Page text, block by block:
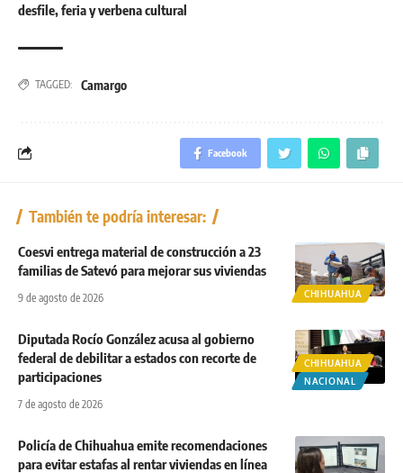
desfile, feria y verbena cultural
TAGGED: Camargo
Facebook
También te podría interesar:
CHIHUAHUA
Coesvi entrega material de construcción a 23
familias de Satevó para mejorar sus viviendas
9 de agosto de 2026
CHIHUAHUA
NACIONAL
Diputada Rocío González acusa al gobierno
federal de debilitar a estados con recorte de
participaciones
7 de agosto de 2026
Policía de Chihuahua emite recomendaciones
para evitar estafas al rentar viviendas en línea